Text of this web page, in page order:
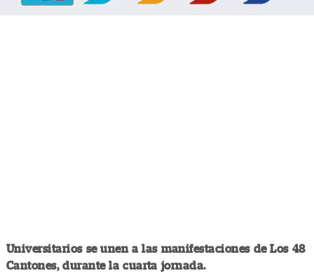
Universitarios se unen a las manifestaciones de Los 48
Cantones, durante la cuarta jornada.